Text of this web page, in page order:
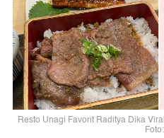
Resto Unagi Favorit Raditya Dika